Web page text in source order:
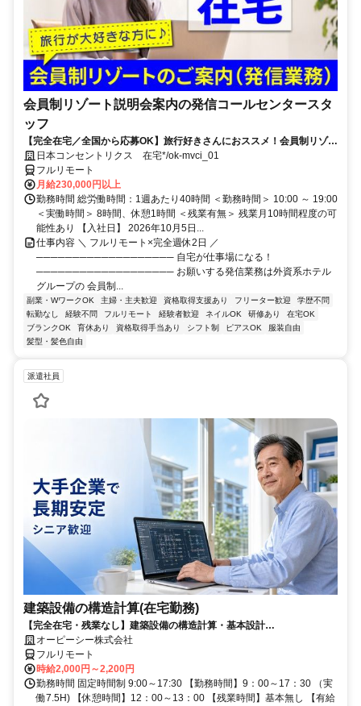
会員制リゾート説明会案内の発信コールセンタースタ
ッフ
【完全在宅／全国から応募OK】旅行好きさんにおススメ！会員制リゾー
トのご案内×テレワーク・リモートワーク◎月収34万円以上も可能！
日本コンセントリクス 在宅*/ok-mvci_01
フルリモート
月給230,000円以上
勤務時間 総労働時間：1週あたり40時間 ＜勤務時間＞ 10:00 ～ 19:00
＜実働時間＞ 8時間、休憩1時間 ＜残業有無＞ 残業月10時間程度の可
能性あり 【入社日】 2026年10月5日...
仕事内容 ＼ フルリモート×完全週休2日 ／
─────────────────── 自宅が仕事場になる！
─────────────────── お願いする発信業務は外資系ホテル
グループの 会員制...
副業・WワークOK 主婦・主夫歓迎 資格取得支援あり フリーター歓迎
学歴不問
転勤なし
経験不問 フルリモート 経験者歓迎 ネイルOK 研修あり
在宅OK
ブランクOK
育休あり 資格取得手当あり シフト制 ピアスOK
服装自由
髪型・髪色自由
派遣社員
建築設備の構造計算(在宅勤務)
【完全在宅・残業なし】建築設備の構造計算・基本設計
（Revit/AutoCAD）／日本全国・離島居住もOK
オーピーシー株式会社
フルリモート
時給2,000円～2,200円
勤務時間 固定時間制 9:00～17:30 【勤務時間】9：00～17：30 （実
働7.5H) 【休憩時間】12：00～13：00 【残業時間】基本無し 【有給